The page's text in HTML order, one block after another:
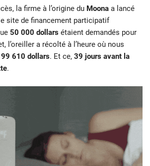
la firme à l’origine du Moona a lancé
site de financement participatif
50 000 dollars étaient demandés pour
l’oreiller a récolté à l’heure où nous
99 610 dollars. Et ce, 39 jours avant la
.